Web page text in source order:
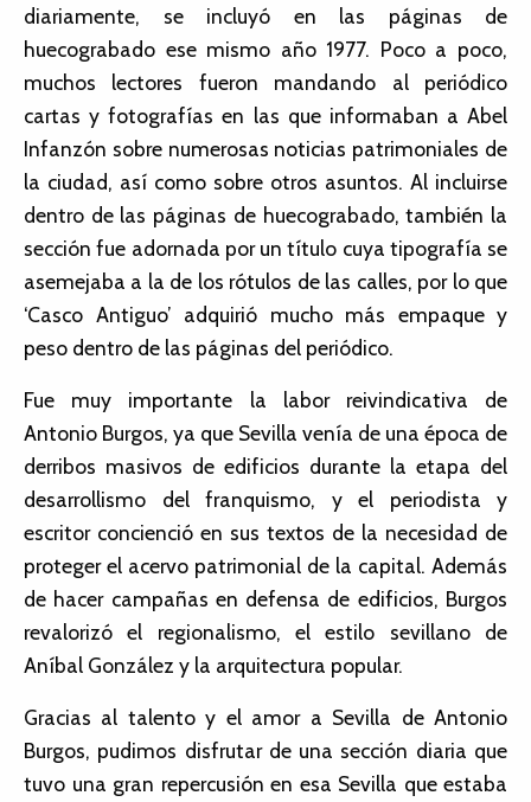
diariamente, se incluyó en las páginas de
huecograbado ese mismo año 1977. Poco a poco,
muchos lectores fueron mandando al periódico
cartas y fotografías en las que informaban a Abel
Infanzón sobre numerosas noticias patrimoniales de
la ciudad, así como sobre otros asuntos. Al incluirse
dentro de las páginas de huecograbado, también la
sección fue adornada por un título cuya tipografía se
asemejaba a la de los rótulos de las calles, por lo que
‘Casco Antiguo’ adquirió mucho más empaque y
peso dentro de las páginas del periódico.
Fue muy importante la labor reivindicativa de
Antonio Burgos, ya que Sevilla venía de una época de
derribos masivos de edificios durante la etapa del
desarrollismo del franquismo, y el periodista y
escritor concienció en sus textos de la necesidad de
proteger el acervo patrimonial de la capital. Además
de hacer campañas en defensa de edificios, Burgos
revalorizó el regionalismo, el estilo sevillano de
Aníbal González y la arquitectura popular.
Gracias al talento y el amor a Sevilla de Antonio
Burgos, pudimos disfrutar de una sección diaria que
tuvo una gran repercusión en esa Sevilla que estaba